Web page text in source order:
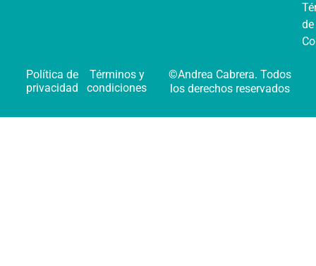
Política de
privacidad
Términos y
condiciones
©Andrea Cabrera. Todos
los derechos reservados